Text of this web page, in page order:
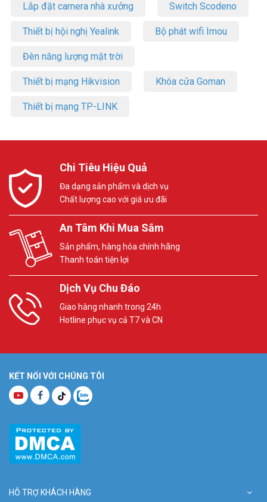
Lắp đặt camera nhà xưởng Switch Scodeno
Thiết bị hội nghị Yealink Bộ phát wifi Imou
Đèn năng lượng mặt trời
Thiết bị mạng Hikvision Khóa cửa Goman
Thiết bị mạng TP-LINK
Chi Tiêu Hiệu Quả
Đa dạng sản phẩm và dịch vụ
Chất lượng cao với giá ưu đãi
An Tâm Khi Mua Sắm
Sản phẩm, hàng hóa chính hãng
Thanh toán tiện lợi
Dịch Vụ Chu Đáo
Giao hàng nhanh trong 24h
Hotline phục vụ cả T7 và CN
KẾT NỐI VỚI CHÚNG TÔI
HỖ TRỢ KHÁCH HÀNG